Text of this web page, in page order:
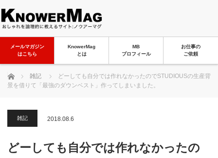
メールマガジン
はこちら
KnowerMag
とは
MB
プロフィール
お仕事の
ご依頼
ホーム 雑記
どーしても自分では作れなかったのでSTUDIOUSの生産背
景を借りて「最強のダウンベスト」作ってしまいました。
雑記 2018.08.6
どーしても自分では作れなかったの